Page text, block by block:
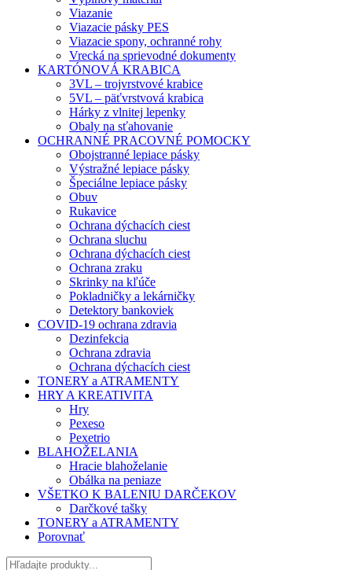
Viazanie
Viazacie pásky PES
Viazacie spony, ochranné rohy
Vrecká na sprievodné dokumenty
KARTÓNOVÁ KRABICA
3VL – trojvrstvové krabice
5VL – päťvrstvová krabica
Hárky z vlnitej lepenky
Obaly na sťahovanie
OCHRANNÉ PRACOVNÉ POMOCKY
Obojstranné lepiace pásky
Výstražné lepiace pásky
Špeciálne lepiace pásky
Obuv
Rukavice
Ochrana dýchacích ciest
Ochrana sluchu
Ochrana dýchacích ciest
Ochrana zraku
Skrinky na kľúče
Pokladničky a lekárničky
Detektory bankoviek
COVID-19 ochrana zdravia
Dezinfekcia
Ochrana zdravia
Ochrana dýchacích ciest
TONERY a ATRAMENTY
HRY A KREATIVITA
Hry
Pexeso
Pexetrio
BLAHOŽELANIA
Hracie blahoželanie
Obálka na peniaze
VŠETKO K BALENIU DARČEKOV
Darčkové tašky
TONERY a ATRAMENTY
Porovnať
Hľadať